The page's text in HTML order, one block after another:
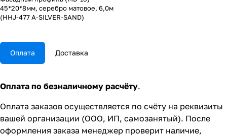
45*20*8мм, серебро матовое, 6,0м
(HHJ-477 A-SILVER-SAND)
Оплата Доставка
Оплата по безналичному расчёту.
Оплата заказов осуществляется по счёту на реквизиты
вашей организации (ООО, ИП, самозанятый). После
оформления заказа менеджер проверит наличие,